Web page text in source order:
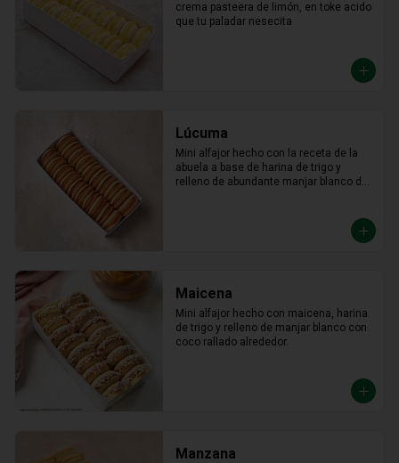
crema pasteera de limón, en toke acido
que tu paladar nesecita
Lúcuma
Mini alfajor hecho con la receta de la
abuela a base de harina de trigo y
relleno de abundante manjar blanco de
Maicena
Mini alfajor hecho con maicena, harina
de trigo y relleno de manjar blanco con
coco rallado alrededor.
Manzana